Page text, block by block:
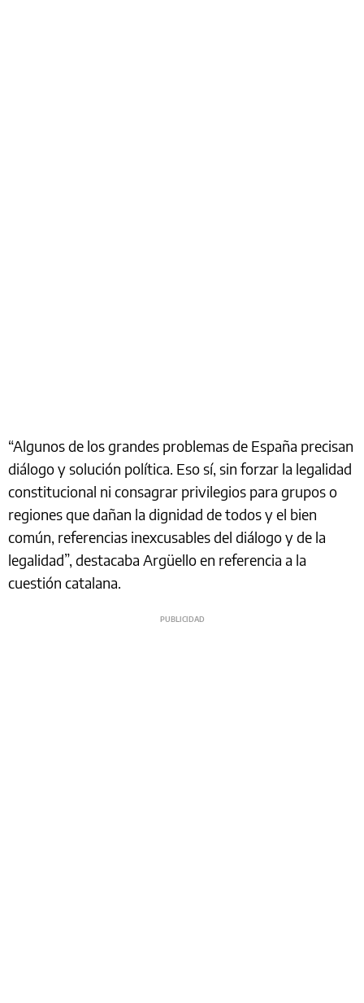
“Algunos de los grandes problemas de España precisan
diálogo y solución política. Eso sí, sin forzar la legalidad
constitucional ni consagrar privilegios para grupos o
regiones que dañan la dignidad de todos y el bien
común, referencias inexcusables del diálogo y de la
legalidad”, destacaba Argüello en referencia a la
cuestión catalana.